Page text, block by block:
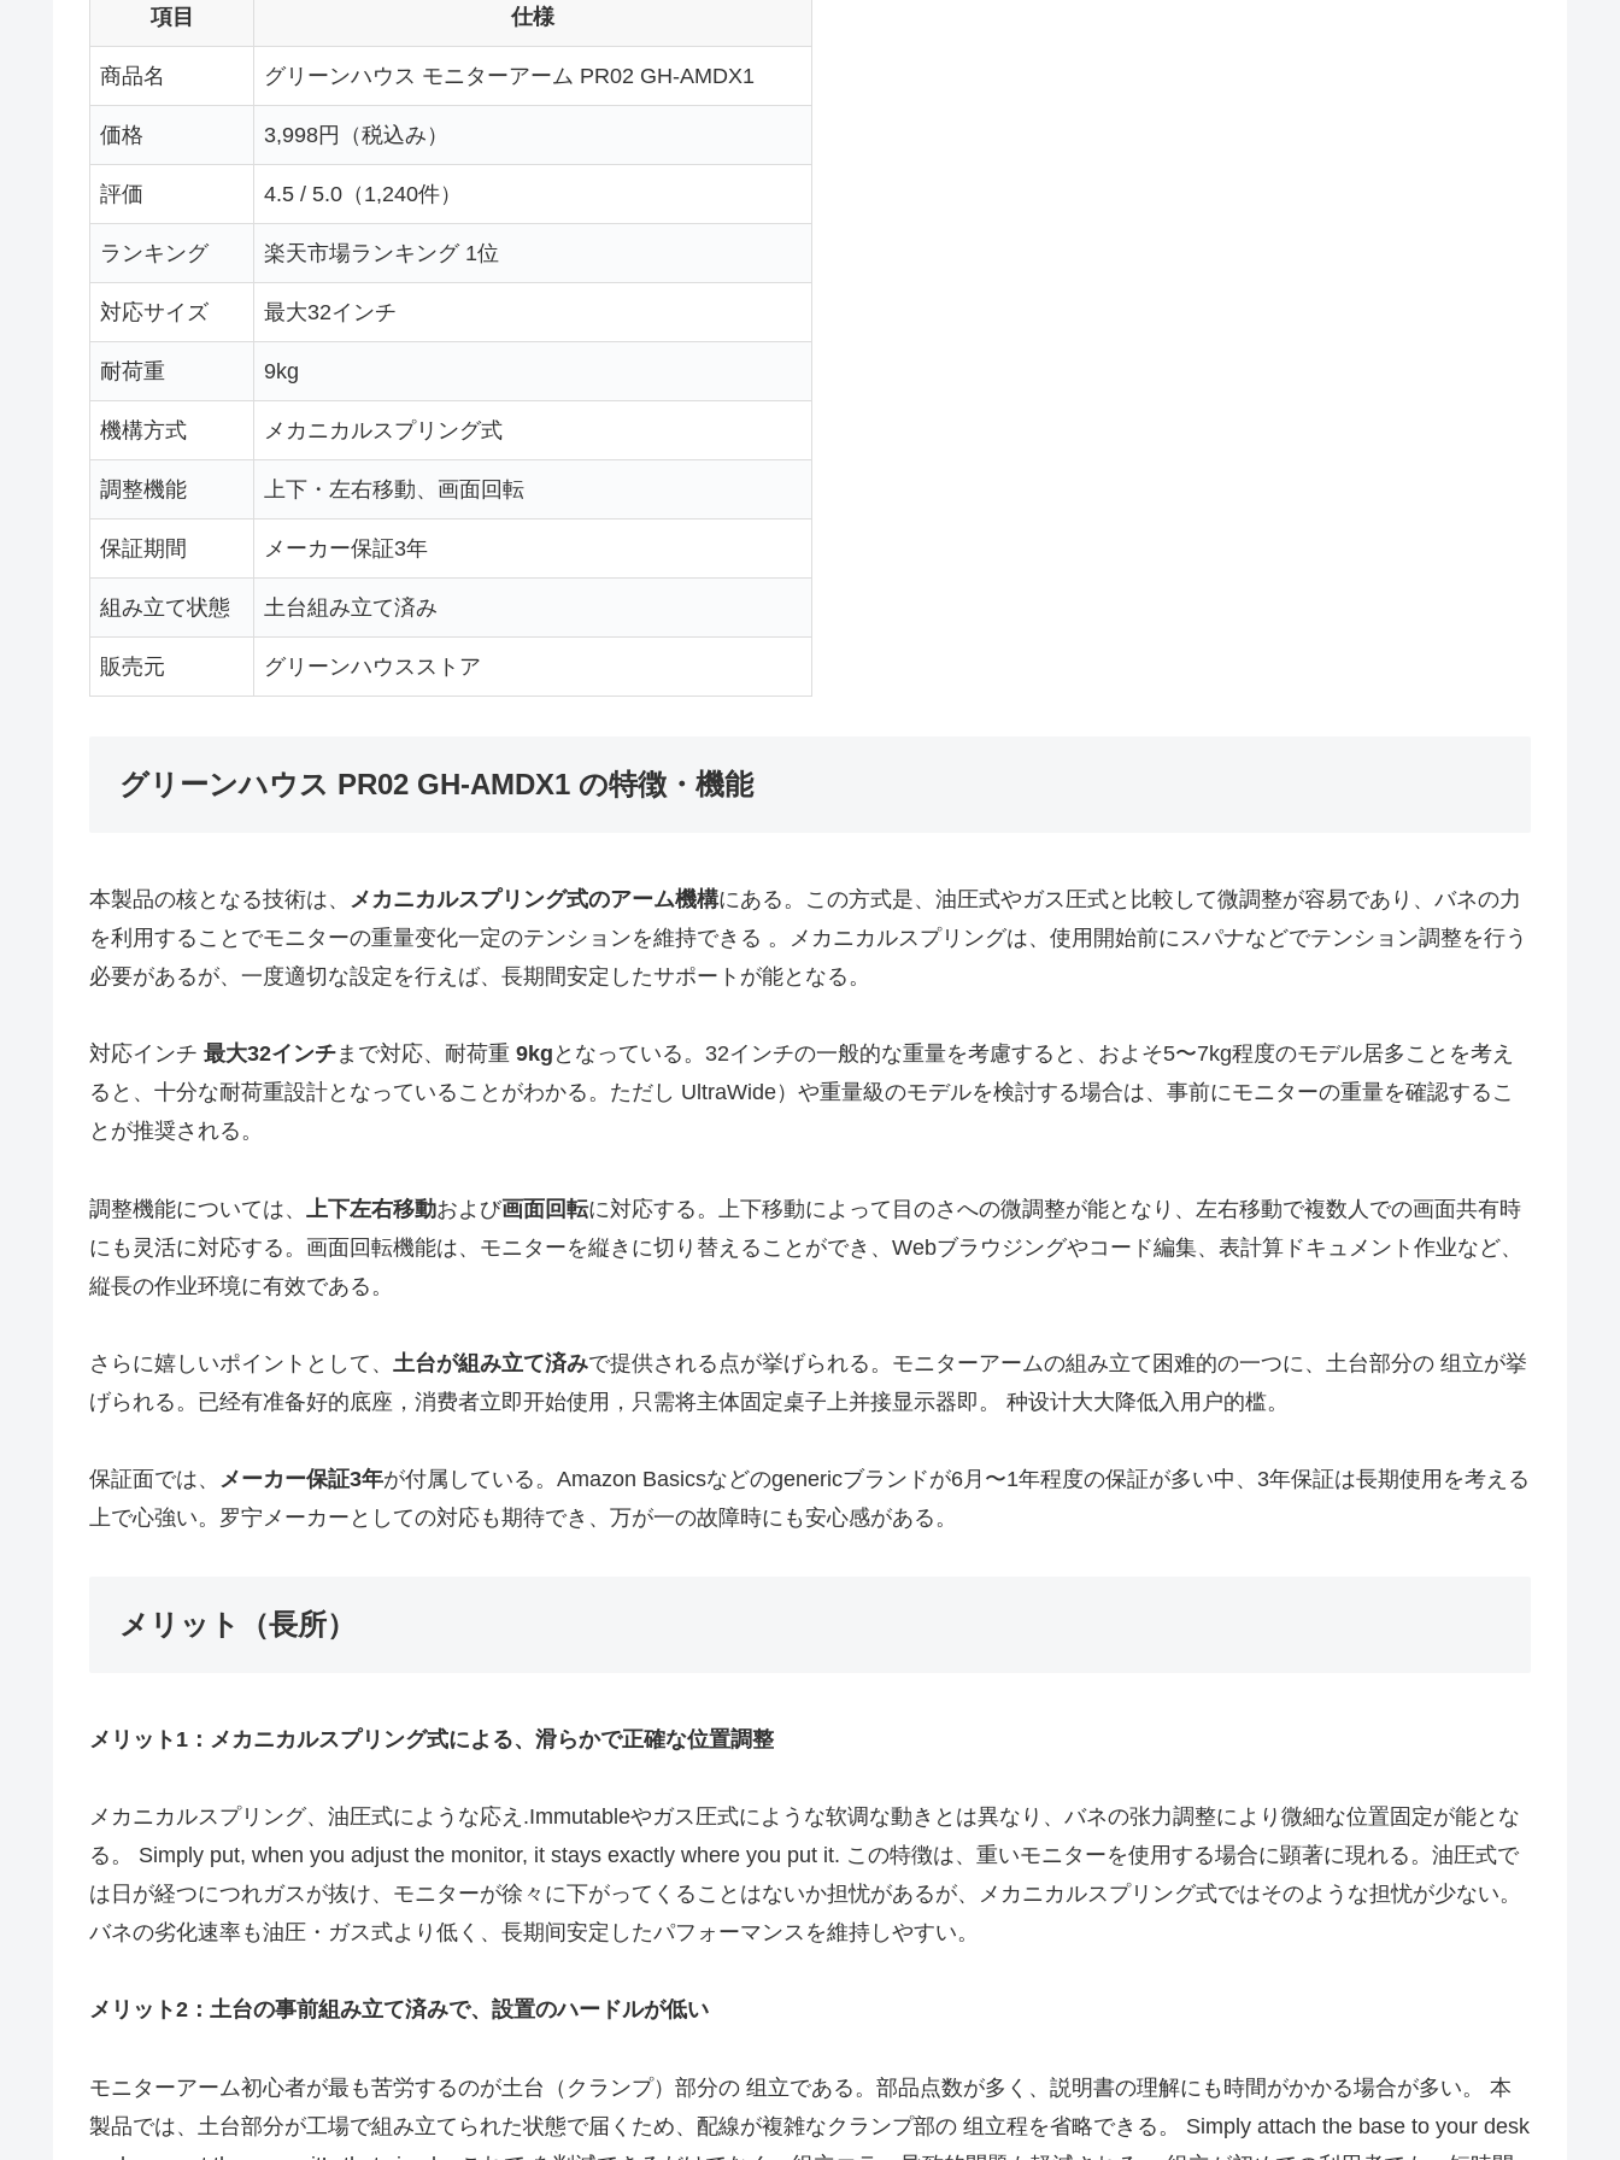
項目 仕様
商品名 グリーンハウス モニターアーム PR02 GH-AMDX1
価格 3,998円（税込み）
評価 4.5 / 5.0（1,240件）
ランキング 楽天市場ランキング 1位
対応サイズ 最大32インチ
耐荷重 9kg
機構方式 メカニカルスプリング式
調整機能 上下・左右移動、画面回転
保証期間 メーカー保証3年
組み立て状態 土台組み立て済み
販売元 グリーンハウスストア
グリーンハウス PR02 GH-AMDX1 の特徴・機能
本製品の核となる技術は、 メカニカルスプリング式のアーム機構にある。この方式是、油圧式やガス圧式と比較して微調整が容易であり、バネの力
を利用することでモニターの重量变化一定のテンションを維持できる 。メカニカルスプリングは、使用開始前にスパナなどでテンション調整を行う
必要があるが、一度適切な設定を行えば、長期間安定したサポートが能となる。
対応インチ 最大32インチまで対応、耐荷重 9kg となっている。32インチの一般的な重量を考慮すると、およそ5〜7kg程度のモデル居多ことを考え
ると、十分な耐荷重設計となっていることがわかる。ただし UltraWide）や重量級のモデルを検討する場合は、事前にモニターの重量を確認するこ
とが推奨される。
調整機能については、 上下左右移動および画面回転に対応する。上下移動によって目のさへの微調整が能となり、左右移動で複数人での画面共有時
にも灵活に対応する。画面回転機能は、モニターを縦きに切り替えることができ、Webブラウジングやコード編集、表計算ドキュメント作业など、
縦長の作业环境に有效である。
さらに嬉しいポイントとして、 土台が組み立て済みで提供される点が挙げられる。モニターアームの組み立て困难的の一つに、土台部分の 组立が挙
げられる。已经有准备好的底座，消费者立即开始使用，只需将主体固定桌子上并接显示器即。 种设计大大降低入用户的槛。
保証面では、 メーカー保証3年が付属している。Amazon Basicsなどのgenericブランドが6月〜1年程度の保証が多い中、3年保証は長期使用を考える
上で心強い。罗宁メーカーとしての対応も期待でき、万が一の故障時にも安心感がある。
メリット（長所）
メリット1：メカニカルスプリング式による、滑らかで正確な位置調整
メカニカルスプリング、油圧式にような応え.Immutableやガス圧式にような软调な動きとは異なり、バネの张力調整により微細な位置固定が能とな
る。 Simply put, when you adjust the monitor, it stays exactly where you put it. この特徴は、重いモニターを使用する場合に顕著に現れる。油圧式で
は日が経つにつれガスが抜け、モニターが徐々に下がってくることはないか担忧があるが、メカニカルスプリング式ではそのような担忧が少ない。
バネの劣化速率も油圧・ガス式より低く、長期间安定したパフォーマンスを維持しやすい。
メリット2：土台の事前組み立て済みで、設置のハードルが低い
モニターアーム初心者が最も苦労するのが土台（クランプ）部分の 组立である。部品点数が多く、説明書の理解にも時間がかかる場合が多い。 本
製品では、土台部分が工場で組み立てられた状態で届くため、配線が複雑なクランプ部の 组立程を省略できる。 Simply attach the base to your desk